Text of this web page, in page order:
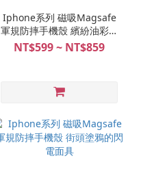
Iphone系列 磁吸Magsafe
軍規防摔手機殼 繽紛油彩鐮
刀死神
NT$599 ~ NT$859